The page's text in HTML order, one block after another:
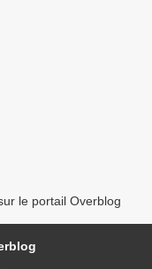
le portail Overblog